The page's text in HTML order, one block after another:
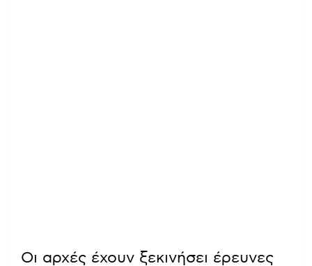
Οι αρχές έχουν ξεκινήσει έρευνες